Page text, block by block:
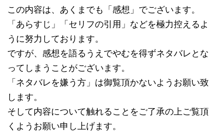
この内容は、あくまでも「感想」でございます。
「あらすじ」「セリフの引用」などを極力控えるよ
うに努力しております。
ですが、感想を語るうえでやむを得ずネタバレとな
ってしまうことがございます。
「ネタバレを嫌う方」は御覧頂かないようお願い致
します。
そして内容について触れることをご了承の上ご覧頂
くようお願い申し上げます。